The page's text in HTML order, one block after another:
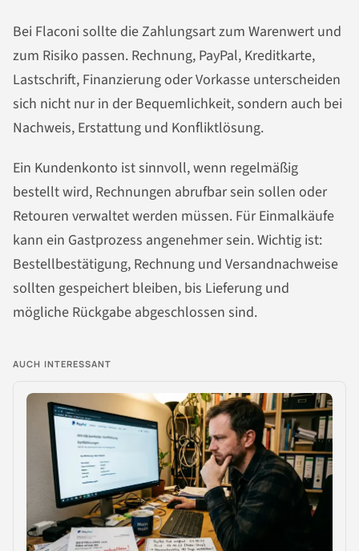
Bei Flaconi sollte die Zahlungsart zum Warenwert und
zum Risiko passen. Rechnung, PayPal, Kreditkarte,
Lastschrift, Finanzierung oder Vorkasse unterscheiden
sich nicht nur in der Bequemlichkeit, sondern auch bei
Nachweis, Erstattung und Konfliktlösung.
Ein Kundenkonto ist sinnvoll, wenn regelmäßig
bestellt wird, Rechnungen abrufbar sein sollen oder
Retouren verwaltet werden müssen. Für Einmalkäufe
kann ein Gastprozess angenehmer sein. Wichtig ist:
Bestellbestätigung, Rechnung und Versandnachweise
sollten gespeichert bleiben, bis Lieferung und
mögliche Rückgabe abgeschlossen sind.
AUCH INTERESSANT